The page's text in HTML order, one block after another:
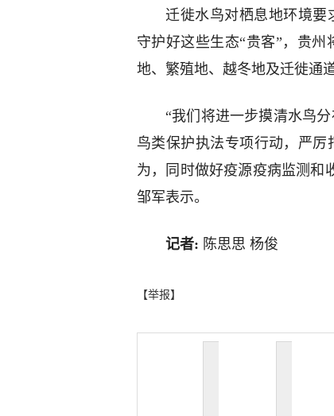
迁徙水鸟对栖息地环境要
守护好这些生态“贵客”，贵
地、繁殖地、越冬地及迁徙通
“我们将进一步摸清水鸟
鸟类保护执法专项行动，严
为，同时做好疫源疫病监测和
邹军表示。
记者: 陈思思 杨俊
【举报】